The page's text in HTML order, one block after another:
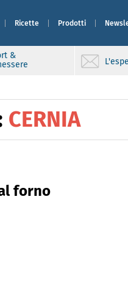
Ricette Prodotti
&
CERNIA
forno